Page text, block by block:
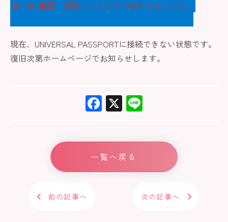
10：10 追記 復旧しましたのでお知らせします。
——————————————————————
現在、UNIVERSAL PASSPORTに接続できない状態です。
復旧次第ホームページでお知らせします。
F
e
b
o
X
一覧へ戻る
前の記事へ 次の記事へ